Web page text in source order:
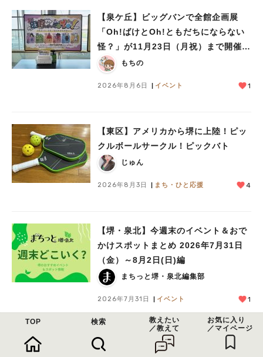
【泉ケ丘】ビッグバンで全館企画展
「Oh!ばけとOh!ともだちにならない
怪？」が11月23日（月祝）まで開催
中！
もちの
2026年8月6日 イベント 1
【東区】アメリカから堺に上陸！ピッ
クルボールサークル！ピックバト
じゅん
2026年8月3日 まち・ひと応援 4
【堺・泉北】今週末のイベント＆おで
かけスポットまとめ 2026年7月31日
（金）～8月2日(日)編
まちっと堺・泉北編集部
2026年7月31日 イベント 1
【泉ケ丘】夏はやっぱりハーベストの
TOP 検索
教えたい
／教えて
お気に入り
／マイページ